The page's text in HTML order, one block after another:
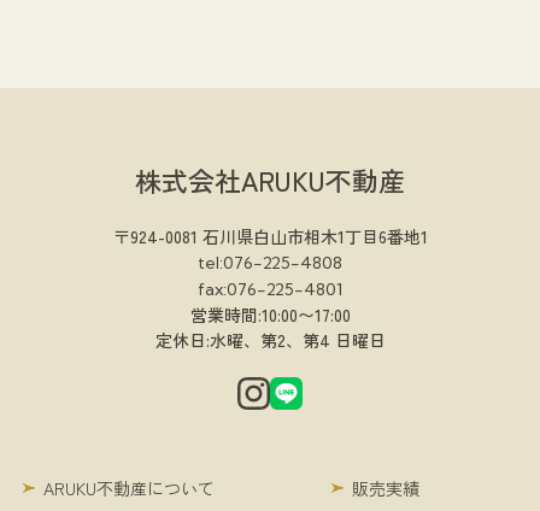
株式会社ARUKU不動産
〒924-0081 石川県白山市相木1丁目6番地1
tel:076-225-4808
fax:076-225-4801
営業時間:10:00〜17:00
定休日:水曜、第2、第4 日曜日
ARUKU不動産について 販売実績